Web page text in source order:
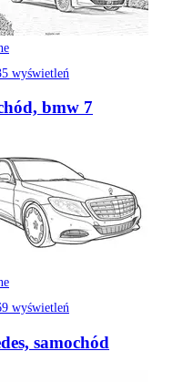
wyświetleń
bmw 7
wyświetleń
samochód